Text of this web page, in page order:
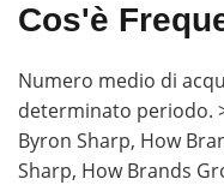
Cos'è
Numero medio di
determinato periodo.
Byron Sharp, How
Sharp, How Brands